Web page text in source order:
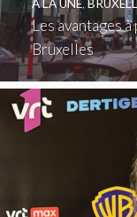
Les avantages
Bruxelles
À LA UNE,